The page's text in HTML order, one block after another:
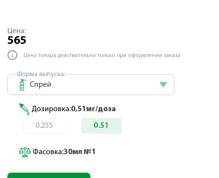
Цена:
565
Цена товара действительна только при оформлении заказа
Форма выпуска:
Спрей
Дозировка:0,51мг/доза
0.255 0.51
Фасовка:30мл №1